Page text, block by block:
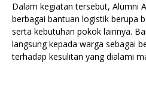
Dalam kegiatan tersebut, Alumni
berbagai bantuan logistik berupa
serta kebutuhan pokok lainnya.
langsung kepada warga sebagai
terhadap kesulitan yang dialami